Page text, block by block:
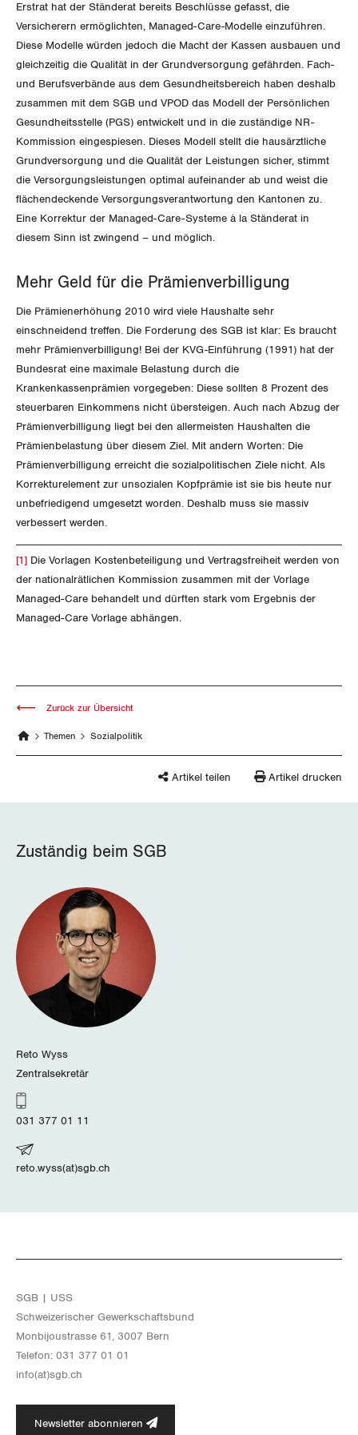
Luzern
Neuenburg
Nidwalden
Solothurn
Zürich
Erstrat hat der Ständerat bereits Beschlüsse gefasst, die
Versicherern ermöglichten, Managed-Care-Modelle einzuführen.
Diese Modelle würden jedoch die Macht der Kassen ausbauen und
gleichzeitig die Qualität in der Grundversorgung gefährden. Fach-
und Berufsverbände aus dem Gesundheitsbereich haben deshalb
zusammen mit dem SGB und VPOD das Modell der Persönlichen
Gesundheitsstelle (PGS) entwickelt und in die zuständige NR-
Kommission eingespiesen. Dieses Modell stellt die hausärztliche
Grundversorgung und die Qualität der Leistungen sicher, stimmt
die Versorgungsleistungen optimal aufeinander ab und weist die
flächendeckende Versorgungsverantwortung den Kantonen zu.
Eine Korrektur der Managed-Care-Systeme à la Ständerat in
diesem Sinn ist zwingend – und möglich.
Mehr Geld für die Prämienverbilligung
Die Prämienerhöhung 2010 wird viele Haushalte sehr
einschneidend treffen. Die Forderung des SGB ist klar: Es braucht
mehr Prämienverbilligung! Bei der KVG-Einführung (1991) hat der
Bundesrat eine maximale Belastung durch die
Krankenkassenprämien vorgegeben: Diese sollten 8 Prozent des
steuerbaren Einkommens nicht übersteigen. Auch nach Abzug der
Prämienverbilligung liegt bei den allermeisten Haushalten die
Prämienbelastung über diesem Ziel. Mit andern Worten: Die
Prämienverbilligung erreicht die sozialpolitischen Ziele nicht. Als
Korrekturelement zur unsozialen Kopfprämie ist sie bis heute nur
unbefriedigend umgesetzt worden. Deshalb muss sie massiv
verbessert werden.
[1] Die Vorlagen Kostenbeteiligung und Vertragsfreiheit werden von
der nationalrätlichen Kommission zusammen mit der Vorlage
Managed-Care behandelt und dürften stark vom Ergebnis der
Managed-Care Vorlage abhängen.
Themen Sozialpolitik
Zurück zur Übersicht
Artikel teilen Artikel drucken
Zuständig beim SGB
Reto Wyss
Zentralsekretär
031 377 01 11
reto.wyss(at)sgb.ch
SGB | USS
Schwei­ze­ri­scher Ge­werk­schafts­bund
Mon­bi­joustras­se 61, 3007 Bern
Te­le­fon: 031 377 01 01
info(at)​sgb.​ch
Newsletter abonnieren